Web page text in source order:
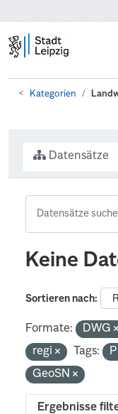
Kategorien
Datensätze
Keine
Sortieren nach
Formate: DWG
regi
Tags:
GeoSN
Ergebnisse